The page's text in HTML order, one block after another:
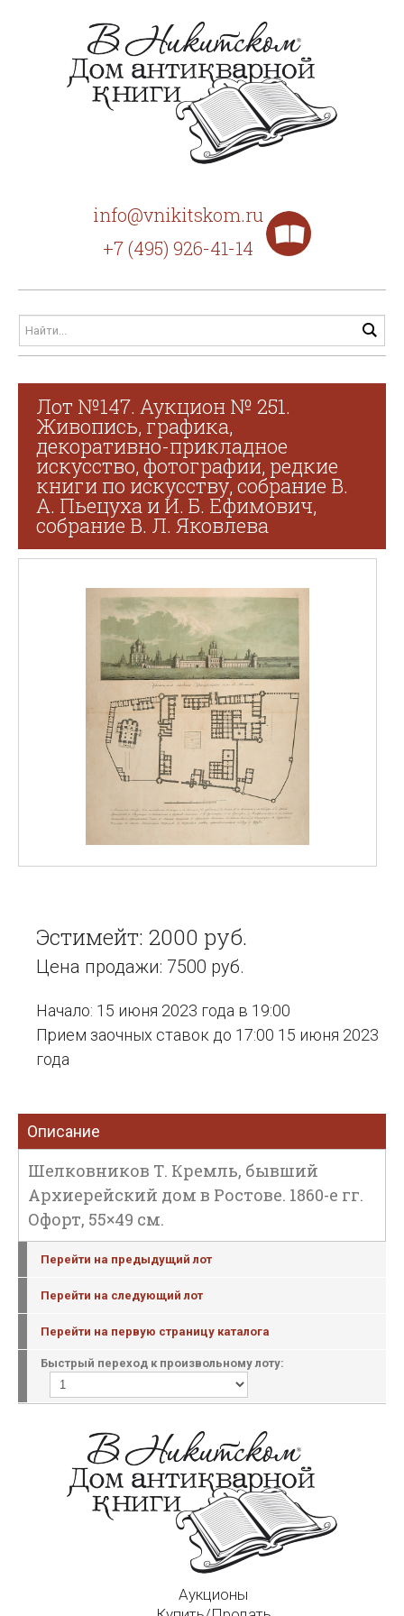
info@vnikitskom.ru
+7 (495) 926-41-14
Лот №147. Аукцион № 251.
Живопись, графика,
декоративно-прикладное
искусство, фотографии, редкие
книги по искусству, собрание В.
А. Пьецуха и И. Б. Ефимович,
собрание В. Л. Яковлева
Эстимейт: 2000 руб.
Цена продажи: 7500 руб.
Начало: 15 июня 2023 года в 19:00
Прием заочных ставок до 17:00 15 июня 2023
года
Описание
Шелковников Т. Кремль, бывший
Архиерейский дом в Ростове. 1860-е гг.
Офорт, 55×49 см.
Перейти на предыдущий лот
Перейти на следующий лот
Перейти на первую страницу каталога
Быстрый переход к произвольному лоту:
Аукционы